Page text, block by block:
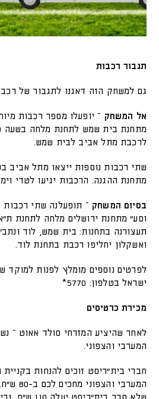
תגבור רכבות
גם למשחק הזה דאגנו לתגבור של
אל המשחק – יופעלו מספר רכבות
לרכבת מתל אביב לבית שמש.
מתחנת ההגנה. הרכבות יגיעו לטדי
בסיום המשחק – תופעלנה שתי
וסע" מתחנת ירושלים מלחה לתחנת
תעצורנה בתחנות: בית שמש, לוד
ואשקלון יחליפו רכבת בתחנת לוד.
לפרטים נוספים מומלץ לפנות למוקד
ישראל בטלפון: 5770*
מכירת כרטיסים
לאחר שהיציע המזרחי סולד אאוט –
המערבי והצפוני.
חברי בית"ריסט זוכים להנחות בקניית
המערבי